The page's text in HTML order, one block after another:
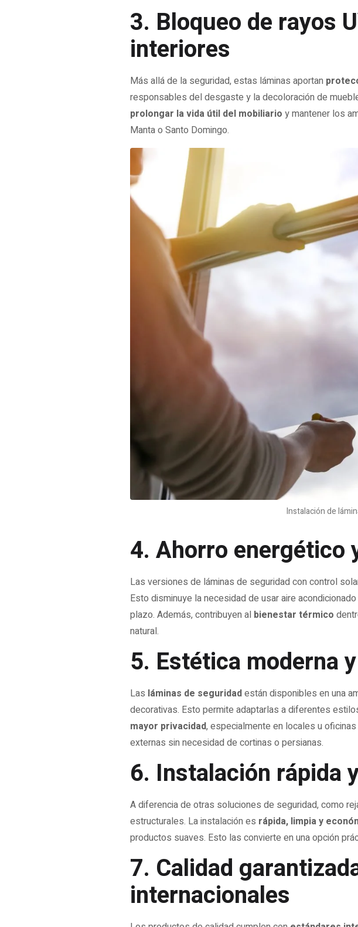
3. Bloqueo de rayos
interiores
Más allá de la seguridad, estas láminas aportan
responsables del desgaste y la decoloración de
prolongar la vida útil del mobiliario y mantener los
Manta o Santo Domingo.
Instalación de
4. Ahorro energético
Las versiones de láminas de seguridad con control
Esto disminuye la necesidad de usar aire
plazo. Además, contribuyen al bienestar térmico
natural.
5. Estética moderna
Las láminas de seguridadestán disponibles en una
decorativas. Esto permite adaptarlas a diferentes
mayor privacidad, especialmente en locales u
externas sin necesidad de cortinas o persianas.
6. Instalación rápida
A diferencia de otras soluciones de seguridad, como
estructurales. La instalación es rápida, limpia y
productos suaves. Esto las convierte en una opción
7. Calidad
internacionales